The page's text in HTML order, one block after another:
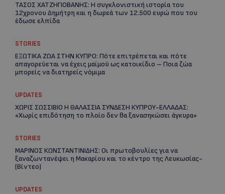
ΤΑΣΟΣ ΧΑΤΖΗΓΙΟΒΑΝΗΣ: Η συγκλονιστική ιστορία του
12χρονου Δημήτρη και η δωρεά των 12.500 ευρώ που του
έδωσε ελπίδα
STORIES
ΕΞΩΤΙΚΑ ΖΩΑ ΣΤΗΝ ΚΥΠΡΟ: Πότε επιτρέπεται και πότε
απαγορεύεται να έχεις μαϊμού ως κατοικίδιο – Ποια ζώα
μπορείς να διατηρείς νόμιμα
UPDATES
ΧΩΡΙΣ ΣΩΣΣΙΒΙΟ Η ΘΑΛΑΣΣΙΑ ΣΥΝΔΕΣΗ ΚΥΠΡΟΥ-ΕΛΛΑΔΑΣ:
«Χωρίς επιδότηση το πλοίο δεν θα ξανασηκώσει άγκυρα»
STORIES
ΜΑΡΙΝΟΣ ΚΩΝΣΤΑΝΤΙΝΙΔΗΣ: Οι πρωτοβουλίες για να
ξαναζωντανέψει η Μακαρίου και το κέντρο της Λευκωσίας-
(Βίντεο)
UPDATES